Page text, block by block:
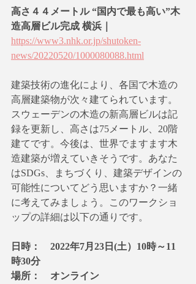
高さ４４メートル “国内で最も高い”木
造高層ビル完成 横浜｜
https://www3.nhk.or.jp/shutoken-
news/20220520/1000080088.html
建築技術の進化により、各国で木造の
高層建築物が次々建てられています。
スウェーデンの木造の新高層ビルは記
録を更新し、高さは75メートル、20階
建てです。今後は、世界でますます木
造建築が増えていきそうです。あなた
はSDGs、まちづくり、建築デザインの
可能性についてどう思いますか？一緒
に考えてみましょう。このワークショ
ップの詳細は以下の通りです。
日時：　2022年7月23日(土）10時～11
時30分
場所：　オンライン